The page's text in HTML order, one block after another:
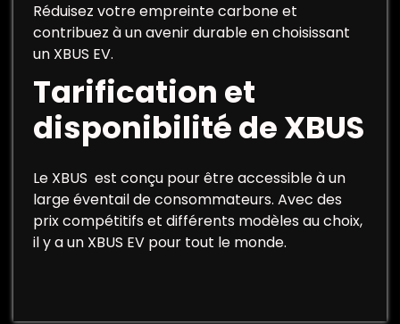
Réduisez votre empreinte carbone et
contribuez à un avenir durable en choisissant
un XBUS EV.
Tarification et
disponibilité de XBUS
Le XBUS est conçu pour être accessible à un
large éventail de consommateurs. Avec des
prix compétitifs et différents modèles au choix,
il y a un XBUS EV pour tout le monde.